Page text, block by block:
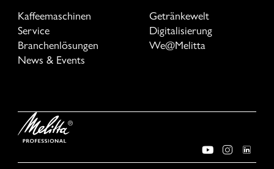
Kaffeemaschinen
Getränkewelt
Service
Digitalisierung
Branchenlösungen
We@Melitta
News & Events